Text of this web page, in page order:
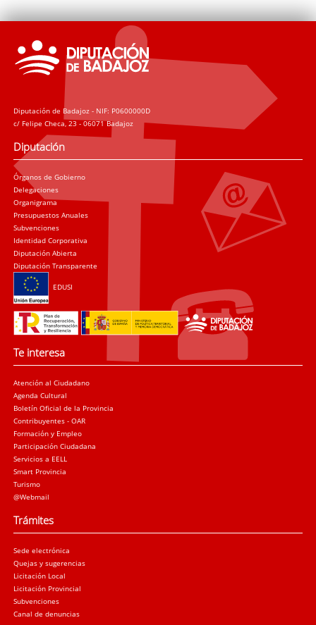
Diputación de Badajoz - NIF: P0600000D
c/ Felipe Checa, 23 - 06071 Badajoz
Diputación
Órganos de Gobierno
Delegaciones
Organigrama
Presupuestos Anuales
Subvenciones
Identidad Corporativa
Diputación Abierta
Diputación Transparente
EDUSI
Te interesa
Atención al Ciudadano
Agenda Cultural
Boletín Oficial de la Provincia
Contribuyentes - OAR
Formación y Empleo
Participación Ciudadana
Servicios a EELL
Smart Provincia
Turismo
@Webmail
Trámites
Sede electrónica
Quejas y sugerencias
Licitación Local
Licitación Provincial
Subvenciones
Canal de denuncias